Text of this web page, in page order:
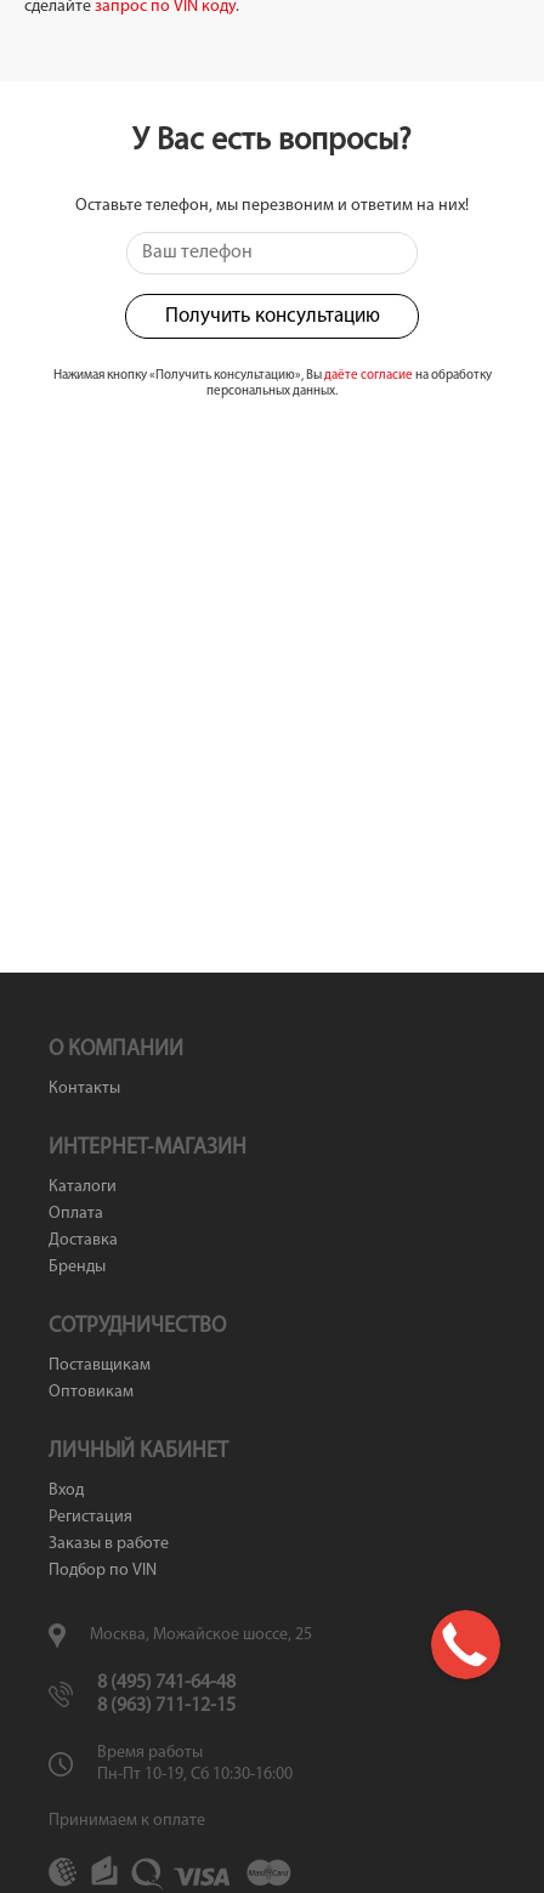
сделайте запрос по VIN коду.
У Вас есть вопросы?
Оставьте телефон, мы перезвоним и ответим на них!
Получить консультацию
Нажимая кнопку «Получить консультацию», Выдаёте согласие на обработку
персональных данных.
О КОМПАНИИ
Контакты
ИНТЕРНЕТ-МАГАЗИН
Каталоги
Оплата
Доставка
Бренды
СОТРУДНИЧЕСТВО
Поставщикам
Оптовикам
ЛИЧНЫЙ КАБИНЕТ
Вход
Регистация
Заказы в работе
Подбор по VIN
Москва, Можайское шоссе, 25
8 (495) 741-64-48
8 (963) 711-12-15
Время работы
Пн-Пт 10-19, Сб 10:30-16:00
Принимаем к оплате